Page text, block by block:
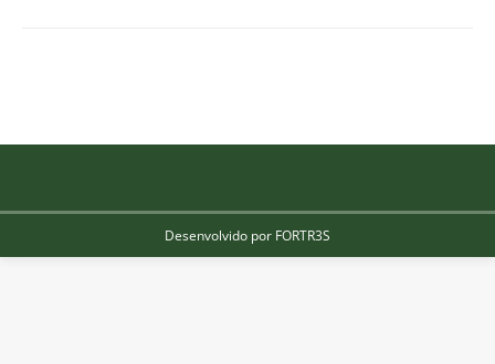
Desenvolvido por FORTR3S